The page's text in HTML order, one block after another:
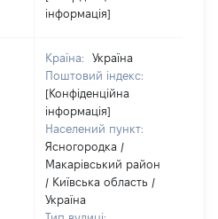
інформація]
Країна:
Україна
Поштовий індекс:
[Конфіденційна
інформація]
Населений пункт:
Ясногородка /
Макарівський район
/ Київська область /
Україна